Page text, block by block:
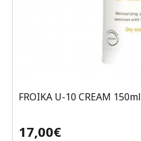
FROIKA U-10 CREAM 150ml
17,00€